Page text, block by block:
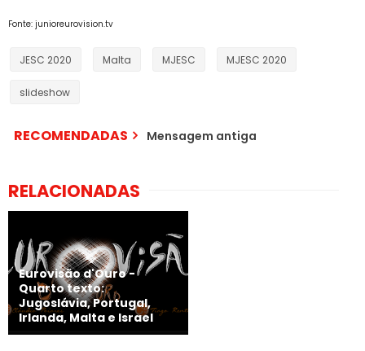
Fonte: junioreurovision.tv
JESC 2020 Malta MJESC MJESC 2020
slideshow
RECOMENDADAS Mensagem antiga
RELACIONADAS
Eurovisão d'Ouro -
Quarto texto:
Jugoslávia, Portugal,
Irlanda, Malta e Israel